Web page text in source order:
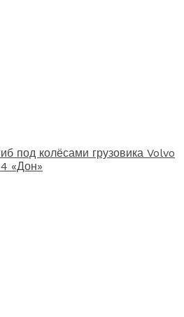
под колёсами грузовика Volvo
«Дон»